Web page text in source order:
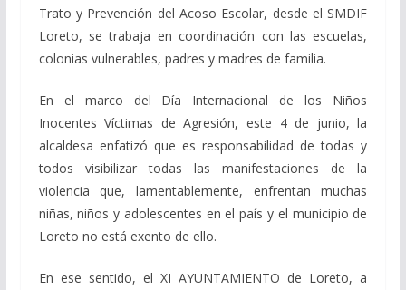
Trato y Prevención del Acoso Escolar, desde el SMDIF
Loreto, se trabaja en coordinación con las escuelas,
colonias vulnerables, padres y madres de familia.
En el marco del Día Internacional de los Niños
Inocentes Víctimas de Agresión, este 4 de junio, la
alcaldesa enfatizó que es responsabilidad de todas y
todos visibilizar todas las manifestaciones de la
violencia que, lamentablemente, enfrentan muchas
niñas, niños y adolescentes en el país y el municipio de
Loreto no está exento de ello.
En ese sentido, el XI AYUNTAMIENTO de Loreto, a